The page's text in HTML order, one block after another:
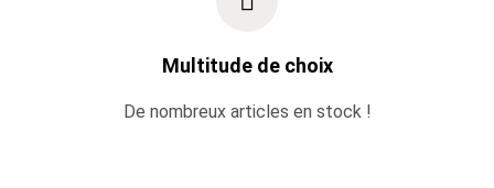
Multitude de choix
De nombreux articles en stock !